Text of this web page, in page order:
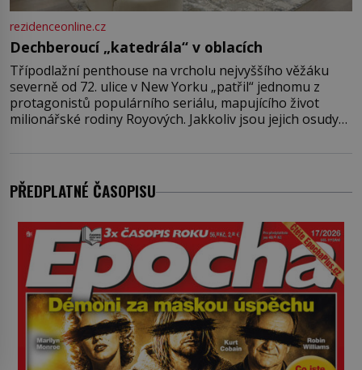
rezidenceonline.cz
Dechberoucí „katedrála“ v oblacích
Třípodlažní penthouse na vrcholu nejvyššího věžáku
severně od 72. ulice v New Yorku „patřil“ jednomu z
protagonistů populárního seriálu, mapujícího život
milionářské rodiny Royových. Jakkoliv jsou jejich osudy
jenom jednou z nemovitostí
PŘEDPLATNÉ ČASOPISU